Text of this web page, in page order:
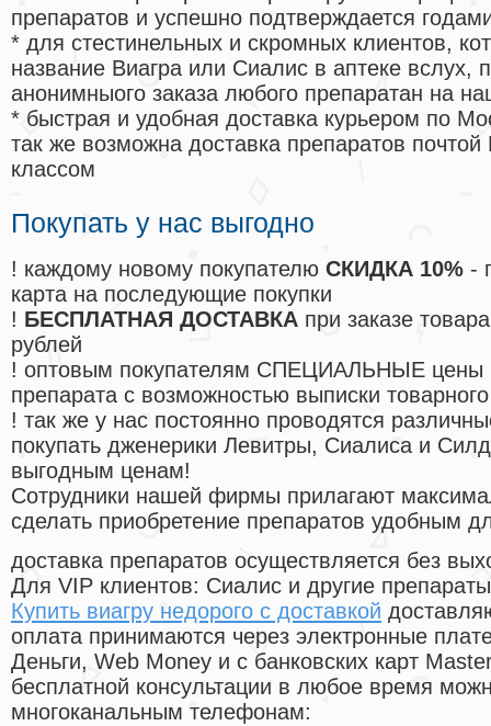
препаратов и успешно подтверждается
* для стестинельных и скромных клиентов,
название Виагра или Сиалис в аптеке вслух,
анонимныого заказа любого препаратан на
* быстрая и удобная доставка курьером по
так же возможна доставка препаратов
классом
Покупать у нас выгодно
! каждому новому покупателю СКИДКА 10% -
карта на последующие покупки
! БЕСПЛАТНАЯ ДОСТАВКА при заказе
рублей
! оптовым покупателям СПЕЦИАЛЬНЫЕ цены
препарата с возможностью выписки
! так же у нас постоянно проводятся
покупать дженерики Левитры, Сиалиса и
выгодным ценам!
Cотрудники нашей фирмы прилагают
сделать приобретение препаратов удобным
доставка препаратов осуществляется без
Для VIP клиентов: Сиалис и другие
Купить виагру недорого с доставкой
оплата принимаются через электронные
Деньги, Web Money и с банковских карт
бесплатной консультации в любое время
многоканальным телефонам: